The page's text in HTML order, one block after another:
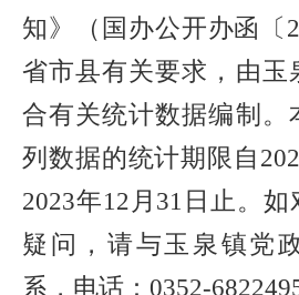
知》（国办公开办函〔
省市县有关要求，由玉
合有关统计数据编制。
列数据的统计期限自
2023年12 月 31 日止。如
疑问，请与玉泉镇党
系，电话： 0352-